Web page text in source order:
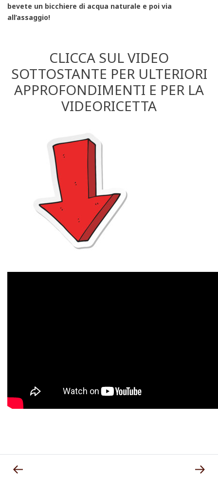
bevete un bicchiere di acqua naturale e poi via
all’assaggio!
CLICCA SUL VIDEO
SOTTOSTANTE PER ULTERIORI
APPROFONDIMENTI E PER LA
VIDEORICETTA